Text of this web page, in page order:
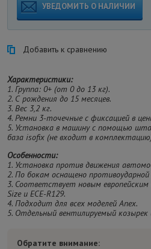
УВЕДОМИТЬ О НАЛИЧИИ
Добавить к сравнению
Характеристики:
1. Группа: 0+ (от 0 до 13 кг).
2. С рождения до 15 месяцев.
3. Вес 3,2 кг.
4. Ремни 3-точечные с фиксацией в
5. Установка в машину с помощью
база isofix (не входит в
Особенности:
1. Установка против движения
2. По бокам оснащено
3. Соответствует новым
Size и ECE-R129.
4. Подходит для всех моделей Anex.
5. Отдельный вентилируемый
Обратите внимание: